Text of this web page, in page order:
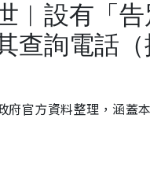
︱設有「
查詢電話
府官方資料整理，涵蓋